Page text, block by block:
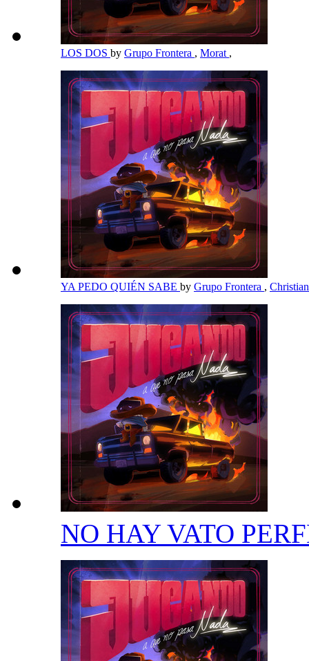
LOS DOS by Grupo Frontera , Morat ,
YA PEDO QUIÉN SABE by Grupo Frontera ,
NO HAY VATO